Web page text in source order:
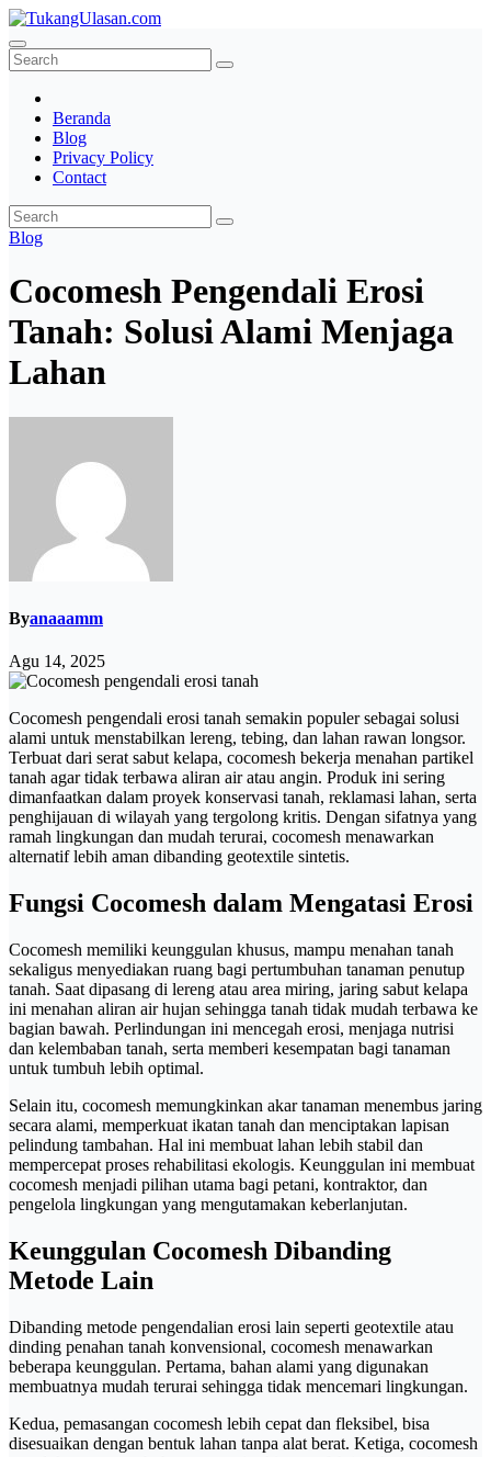
Skip
to
content
TukangUlasan.com
Baca Aja Dulu!
Beranda
Blog
Privacy Policy
Contact
Blog
Cocomesh Pengendali Erosi
Tanah: Solusi Alami Menjaga
Lahan
Byanaaamm
Agu 14, 2025
Cocomesh pengendali erosi tanah semakin populer sebagai solusi
alami untuk menstabilkan lereng, tebing, dan lahan rawan longsor.
Terbuat dari serat sabut kelapa, cocomesh bekerja menahan partikel
tanah agar tidak terbawa aliran air atau angin. Produk ini sering
dimanfaatkan dalam proyek konservasi tanah, reklamasi lahan, serta
penghijauan di wilayah yang tergolong kritis. Dengan sifatnya yang
ramah lingkungan dan mudah terurai, cocomesh menawarkan
alternatif lebih aman dibanding geotextile sintetis.
Fungsi Cocomesh dalam Mengatasi Erosi
Cocomesh memiliki keunggulan khusus, mampu menahan tanah
sekaligus menyediakan ruang bagi pertumbuhan tanaman penutup
tanah. Saat dipasang di lereng atau area miring, jaring sabut kelapa
ini menahan aliran air hujan sehingga tanah tidak mudah terbawa ke
bagian bawah. Perlindungan ini mencegah erosi, menjaga nutrisi
dan kelembaban tanah, serta memberi kesempatan bagi tanaman
untuk tumbuh lebih optimal.
Selain itu, cocomesh memungkinkan akar tanaman menembus jaring
secara alami, memperkuat ikatan tanah dan menciptakan lapisan
pelindung tambahan. Hal ini membuat lahan lebih stabil dan
mempercepat proses rehabilitasi ekologis. Keunggulan ini membuat
cocomesh menjadi pilihan utama bagi petani, kontraktor, dan
pengelola lingkungan yang mengutamakan keberlanjutan.
Keunggulan Cocomesh Dibanding
Metode Lain
Dibanding metode pengendalian erosi lain seperti geotextile atau
dinding penahan tanah konvensional, cocomesh menawarkan
beberapa keunggulan. Pertama, bahan alami yang digunakan
membuatnya mudah terurai sehingga tidak mencemari lingkungan.
Kedua, pemasangan cocomesh lebih cepat dan fleksibel, bisa
disesuaikan dengan bentuk lahan tanpa alat berat. Ketiga, cocomesh